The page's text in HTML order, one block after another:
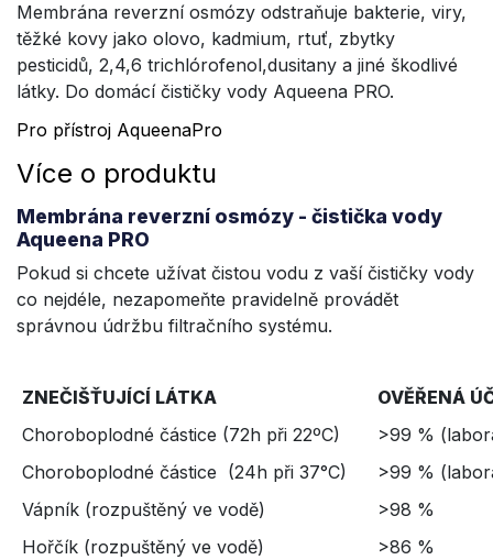
Membrána reverzní osmózy odstraňuje bakterie, viry,
těžké kovy jako olovo, kadmium, rtuť, zbytky
pesticidů, 2,4,6 trichlórofenol,dusitany a jiné škodlivé
látky. Do domácí čističky vody Aqueena PRO.
Pro přístroj AqueenaPro
Více o produktu
Membrána reverzní osmózy - čistička vody
Aqueena PRO
Pokud si chcete užívat čistou vodu z vaší čističky vody
co nejdéle, nezapomeňte pravidelně provádět
správnou údržbu filtračního systému.
ZNEČIŠŤUJÍCÍ LÁTKA
OVĚŘENÁ
Choroboplodné částice (72h při 22ºC)
>99 %
Choroboplodné částice (24h při 37°C)
>99 %
Vápník (rozpuštěný ve vodě)
>98 %
Hořčík (rozpuštěný ve vodě)
>86 %